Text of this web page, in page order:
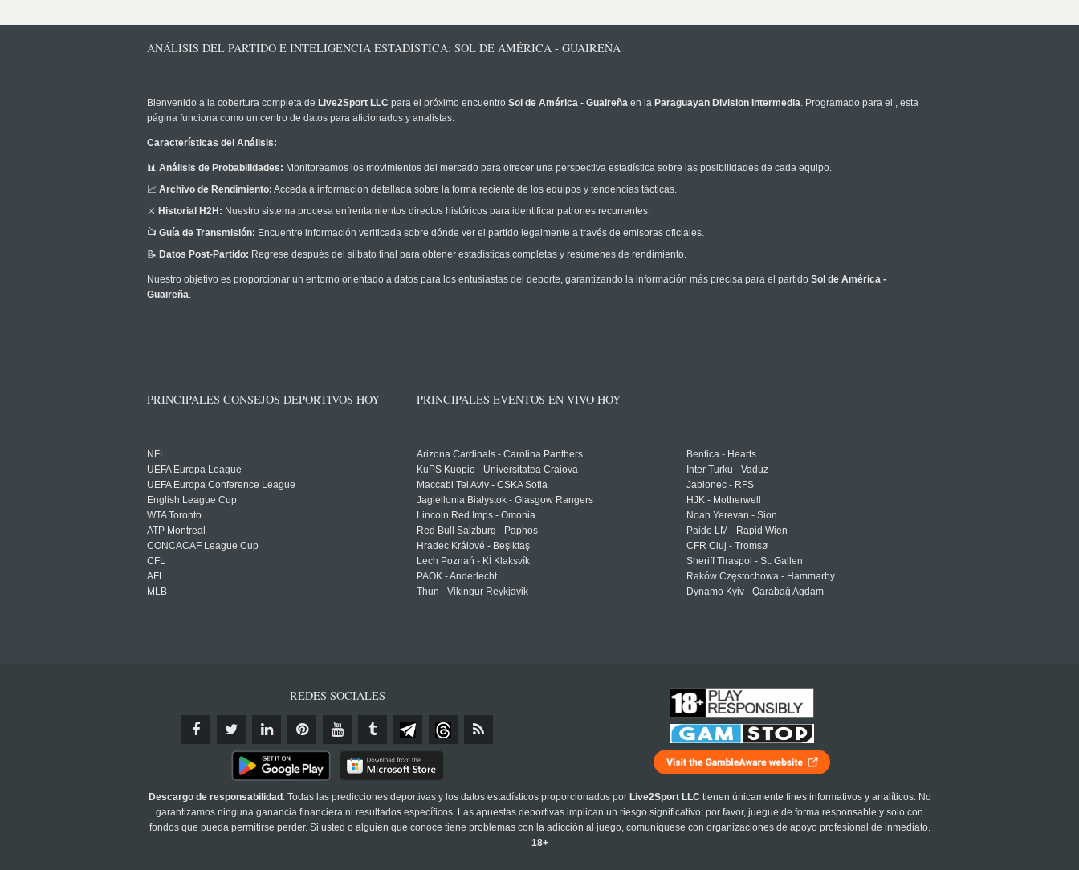
ANÁLISIS DEL PARTIDO E INTELIGENCIA ESTADÍSTICA: SOL DE AMÉRICA - GUAIREÑA
Bienvenido a la cobertura completa de Live2Sport LLC para el próximo encuentro Sol de América - Guaireña en la Paraguayan Division Intermedia. Programado para el , esta
página funciona como un centro de datos para aficionados y analistas.
Características del Análisis:
📊 Análisis de Probabilidades: Monitoreamos los movimientos del mercado para ofrecer una perspectiva estadística sobre las posibilidades de cada equipo.
📈 Archivo de Rendimiento: Acceda a información detallada sobre la forma reciente de los equipos y tendencias tácticas.
⚔️ Historial H2H: Nuestro sistema procesa enfrentamientos directos históricos para identificar patrones recurrentes.
📺 Guía de Transmisión: Encuentre información verificada sobre dónde ver el partido legalmente a través de emisoras oficiales.
📝 Datos Post-Partido: Regrese después del silbato final para obtener estadísticas completas y resúmenes de rendimiento.
Nuestro objetivo es proporcionar un entorno orientado a datos para los entusiastas del deporte, garantizando la información más precisa para el partido Sol de América -
Guaireña.
PRINCIPALES CONSEJOS DEPORTIVOS HOY
NFL
UEFA Europa League
UEFA Europa Conference League
English League Cup
WTA Toronto
ATP Montreal
CONCACAF League Cup
CFL
AFL
MLB
PRINCIPALES EVENTOS EN VIVO HOY
Arizona Cardinals - Carolina Panthers
KuPS Kuopio - Universitatea Craiova
Maccabi Tel Aviv - CSKA Sofia
Jagiellonia Białystok - Glasgow Rangers
Lincoln Red Imps - Omonia
Red Bull Salzburg - Paphos
Hradec Králové - Beşiktaş
Lech Poznań - KÍ Klaksvík
PAOK - Anderlecht
Thun - Vikingur Reykjavik
Benfica - Hearts
Inter Turku - Vaduz
Jablonec - RFS
HJK - Motherwell
Noah Yerevan - Sion
Paide LM - Rapid Wien
CFR Cluj - Tromsø
Sheriff Tiraspol - St. Gallen
Raków Częstochowa - Hammarby
Dynamo Kyiv - Qarabağ Agdam
REDES SOCIALES
Descargo de responsabilidad : Todas las predicciones deportivas y los datos estadísticos proporcionados por Live2Sport LLC tienen únicamente fines informativos y analíticos. No
garantizamos ninguna ganancia financiera ni resultados específicos. Las apuestas deportivas implican un riesgo significativo; por favor, juegue de forma responsable y solo con
fondos que pueda permitirse perder. Si usted o alguien que conoce tiene problemas con la adicción al juego, comuníquese con organizaciones de apoyo profesional de inmediato.
18+